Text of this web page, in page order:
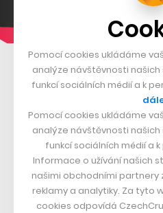
Pomocí cookies ukládáme
analýze návštěvnosti
funkcí sociálních médií a k
Pomocí cookies ukládáme
analýze návštěvnosti
funkcí sociálních médií a
Informace o užívání našich
našimi obchodními partnery
reklamy a analytiky. Za tyto
cookies odpovídá